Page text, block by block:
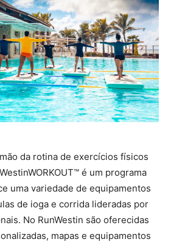
da rotina de exercícios físicos
é um programa
uma variedade de equipamentos
de ioga e corrida lideradas por
No RunWestin são oferecidas
mapas e equipamentos